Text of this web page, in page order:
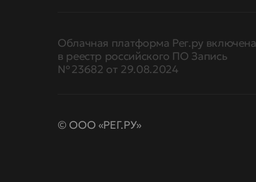
Облачная платформа Рег.ру включена
в реестр российского ПО Запись
№ 23682 от 29.08.2024
© ООО «РЕГ.РУ»